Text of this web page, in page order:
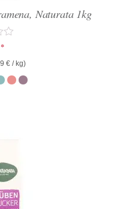
Naturata 1kg
*
€/ kg)